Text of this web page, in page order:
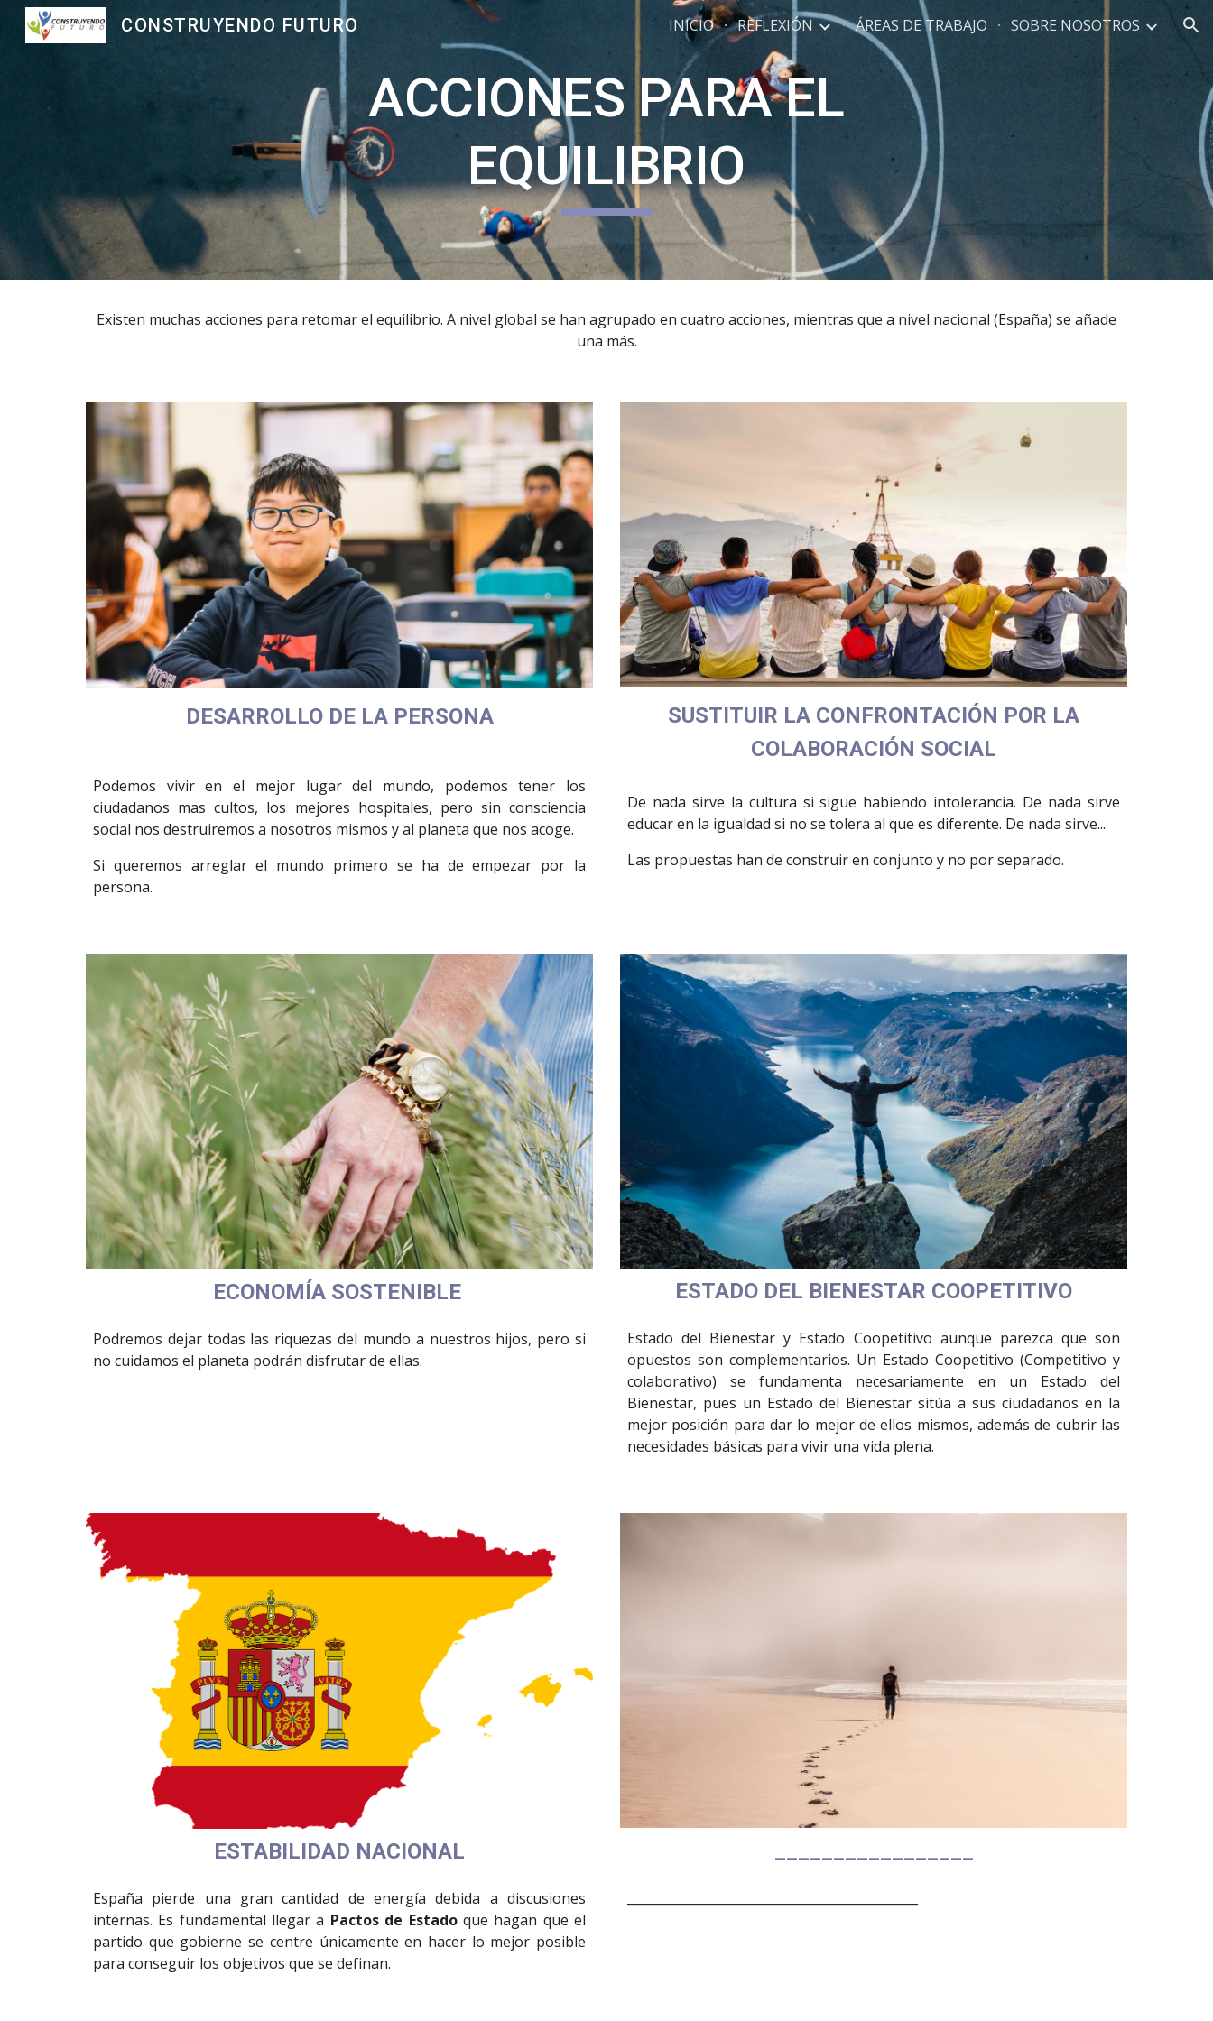
Skip to navigation
CONSTRUYENDO FUTURO INICIO REFLEXIÓN ÁREAS DE TRABAJO SOBRE NOSOTROS
ACCIONES PARA EL
EQUILIBRIO
Existen muchas acciones para retomar el equilibrio. A nivel global se han agrupado en cuatro acciones, mientras que a nivel nacional (España) se añade
una más.
DESARROLLO DE LA PERSONA
Podemos vivir en el mejor lugar del mundo, podemos tener los
ciudadanos mas cultos, los mejores hospitales, pero sin consciencia
social nos destruiremos a nosotros mismos y al planeta que nos acoge.
Si queremos arreglar el mundo primero se ha de empezar por la
persona.
SUSTITUIR LA CONFRONTACIÓN POR LA
COLABORACIÓN SOCIAL
De nada sirve la cultura si sigue habiendo intolerancia. De nada sirve
educar en la igualdad si no se tolera al que es diferente. De nada sirve...
Las propuestas han de construir en conjunto y no por separado.
ECONOMÍA SOSTENIBLE
Podremos dejar todas las riquezas del mundo a nuestros hijos, pero si
no cuidamos el planeta podrán disfrutar de ellas.
ESTADO DEL BIENESTAR COOPETITIVO
Estado del Bienestar y Estado Coopetitivo aunque parezca que son
opuestos son complementarios. Un Estado Coopetitivo (Competitivo y
colaborativo) se fundamenta necesariamente en un Estado del
Bienestar, pues un Estado del Bienestar sitúa a sus ciudadanos en la
mejor posición para dar lo mejor de ellos mismos, además de cubrir las
necesidades básicas para vivir una vida plena.
ESTABILIDAD NACIONAL
España pierde una gran cantidad de energía debida a discusiones
internas. Es fundamental llegar a Pactos de Estadoque hagan que el
partido que gobierne se centre únicamente en hacer lo mejor posible
para conseguir los objetivos que se definan.